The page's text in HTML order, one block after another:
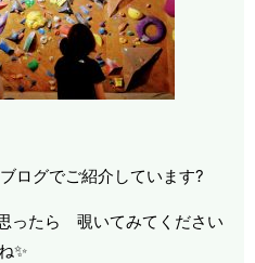
ログでご紹介しています?
ったら 覗いてみてください
✨